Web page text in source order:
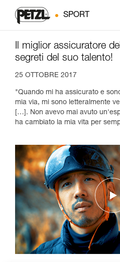
SPORT
Il miglior assicuratore
segreti del suo talento!
25 OTTOBRE 2017
"Quando mi ha assicurato e
mia via, mi sono letteralmente
[…]. Non avevo mai avuto
ha cambiato la mia vita per